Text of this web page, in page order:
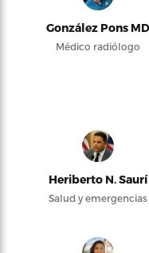
González Pons MD
Médico radiólogo
Heriberto N. Saurí
Salud y emergencias